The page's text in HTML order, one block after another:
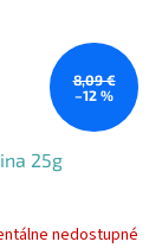
8,09 €
–12 %
25g
nedostupné